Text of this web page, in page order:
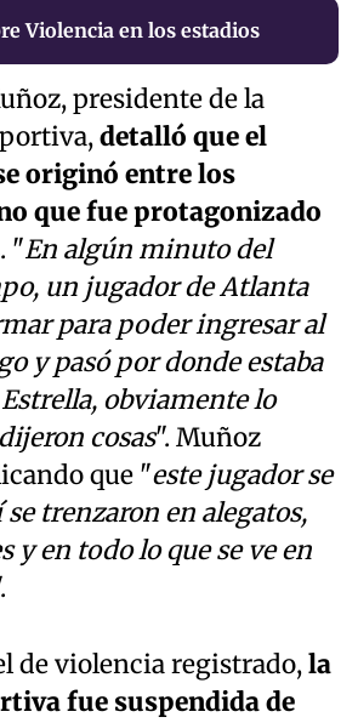
Violencia en los estadios
presidente de la
detalló que el
originó entre los
que fue protagonizado
. "En algún minuto del
un jugador de Atlanta
para poder ingresar al
y pasó por donde estaba
obviamente lo
cosas". Muñoz
que "este jugador se
trenzaron en alegatos,
y en todo lo que se ve en
de violencia registrado,la
fue suspendida de